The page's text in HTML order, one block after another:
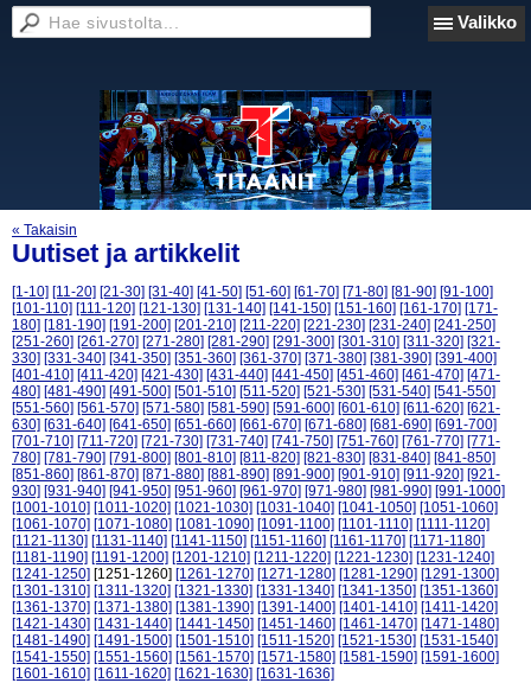
Valikko
« Takaisin
Uutiset ja artikkelit
[1-10] [11-20] [21-30] [31-40] [41-50] [51-60] [61-70] [71-80] [81-90] [91-100]
[101-110] [111-120] [121-130] [131-140] [141-150] [151-160] [161-170] [171-
180] [181-190] [191-200] [201-210] [211-220] [221-230] [231-240] [241-250]
[251-260] [261-270] [271-280] [281-290] [291-300] [301-310] [311-320] [321-
330] [331-340] [341-350] [351-360] [361-370] [371-380] [381-390] [391-400]
[401-410] [411-420] [421-430] [431-440] [441-450] [451-460] [461-470] [471-
480] [481-490] [491-500] [501-510] [511-520] [521-530] [531-540] [541-550]
[551-560] [561-570] [571-580] [581-590] [591-600] [601-610] [611-620] [621-
630] [631-640] [641-650] [651-660] [661-670] [671-680] [681-690] [691-700]
[701-710] [711-720] [721-730] [731-740] [741-750] [751-760] [761-770] [771-
780] [781-790] [791-800] [801-810] [811-820] [821-830] [831-840] [841-850]
[851-860] [861-870] [871-880] [881-890] [891-900] [901-910] [911-920] [921-
930] [931-940] [941-950] [951-960] [961-970] [971-980] [981-990] [991-1000]
[1001-1010] [1011-1020] [1021-1030] [1031-1040] [1041-1050] [1051-1060]
[1061-1070] [1071-1080] [1081-1090] [1091-1100] [1101-1110] [1111-1120]
[1121-1130] [1131-1140] [1141-1150] [1151-1160] [1161-1170] [1171-1180]
[1181-1190] [1191-1200] [1201-1210] [1211-1220] [1221-1230] [1231-1240]
[1241-1250] [1251-1260] [1261-1270] [1271-1280] [1281-1290] [1291-1300]
[1301-1310] [1311-1320] [1321-1330] [1331-1340] [1341-1350] [1351-1360]
[1361-1370] [1371-1380] [1381-1390] [1391-1400] [1401-1410] [1411-1420]
[1421-1430] [1431-1440] [1441-1450] [1451-1460] [1461-1470] [1471-1480]
[1481-1490] [1491-1500] [1501-1510] [1511-1520] [1521-1530] [1531-1540]
[1541-1550] [1551-1560] [1561-1570] [1571-1580] [1581-1590] [1591-1600]
[1601-1610] [1611-1620] [1621-1630] [1631-1636]